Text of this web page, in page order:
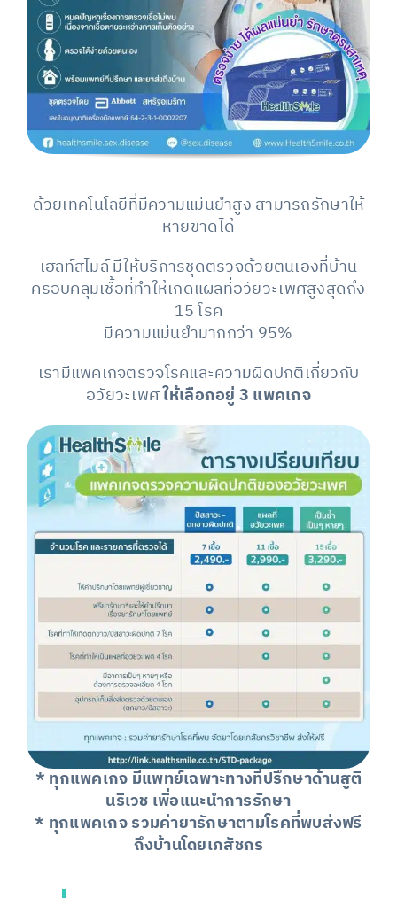
ด้วยเทคโนโลยีที่มีความแม่นยำสูง สามารถรักษาให้
หายขาดได้
เฮลท์สไมล์ มีให้บริการชุดตรวจด้วยตนเองที่บ้าน
ครอบคลุมเชื้อที่ทำให้เกิดแผลที่อวัยวะเพศสูงสุดถึง
15 โรค
มีความแม่นยำมากกว่า 95%
เรามีแพคเกจตรวจโรคและความผิดปกติเกี่ยวกับ
อวัยวะเพศให้เลือกอยู่ 3 แพคเกจ
* ทุกแพคเกจ มีแพทย์เฉพาะทางที่ปรึกษาด้านสูติ
นรีเวช เพื่อแนะนำการรักษา
* ทุกแพคเกจ รวมค่ายารักษาตามโรคที่พบส่งฟรี
ถึงบ้านโดยเภสัชกร